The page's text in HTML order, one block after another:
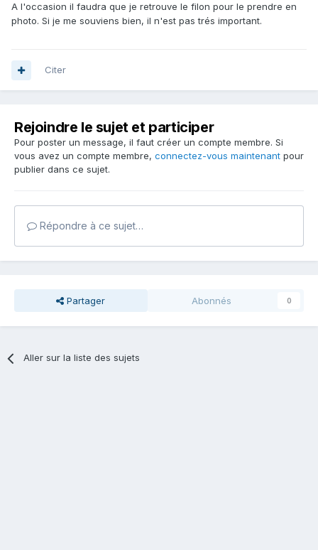
A l'occasion il faudra que je retrouve le filon pour le prendre en
photo. Si je me souviens bien, il n'est pas trés important.
Citer
Rejoindre le sujet et participer
Pour poster un message, il faut créer un compte membre. Si
vous avez un compte membre, connectez-vous maintenant pour
publier dans ce sujet.
Répondre à ce sujet…
Partager Abonnés 0
Aller sur la liste des sujets